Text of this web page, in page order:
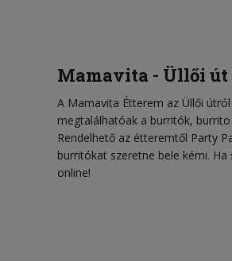
Mamavita - Üllői út
A Mamavita Étterem az Üllői
megtalálhatóak a burritók,
Rendelhető az étteremtől Party
burritókat szeretne bele kérni.
online!